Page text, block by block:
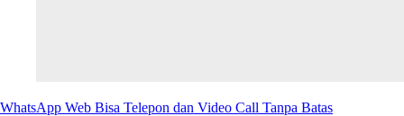
WhatsApp Web Bisa Telepon dan Video Call Tanpa Batas